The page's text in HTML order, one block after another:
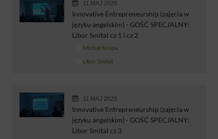
11 MAJ 2025
Innovative Entrepreneurship (zajęcia w
języku angelskim) - GOŚĆ SPECJALNY:
Libor Smital cz 1 i cz 2
Michał Krupa
Libor Smital
11 MAJ 2025
Innovative Entrepreneurship (zajęcia w
języku angelskim) - GOŚĆ SPECJALNY:
Libor Smital cz 3